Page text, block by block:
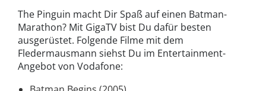
The Pinguin macht Dir Spaß auf einen Batman-
Marathon? Mit GigaTV bist Du dafür besten
ausgerüstet. Folgende Filme mit dem
Fledermausmann siehst Du im Entertainment-
Angebot von Vodafone: